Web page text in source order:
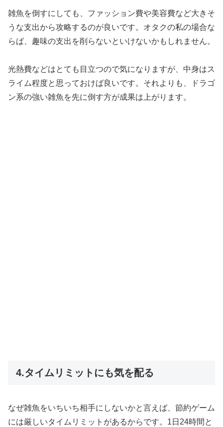
雑魚を倒すにしても、ファッション費や美容費など大きそ
うな支出から攻略するのが良いです。オタクの私の場合な
らば、趣味の支出を削らないといけないかもしれません。
光熱費などはとても目立つので気になりますが、中身はス
ライム程度と思っておけば良いです。それよりも、ドラゴ
ン系の強い雑魚を先に倒す方が成果は上がります。
4.タイムリミットにも気を配る
なぜ雑魚をいちいち相手にしないかと言えば、節約ゲーム
には厳しいタイムリミットがあるからです。1日24時間と